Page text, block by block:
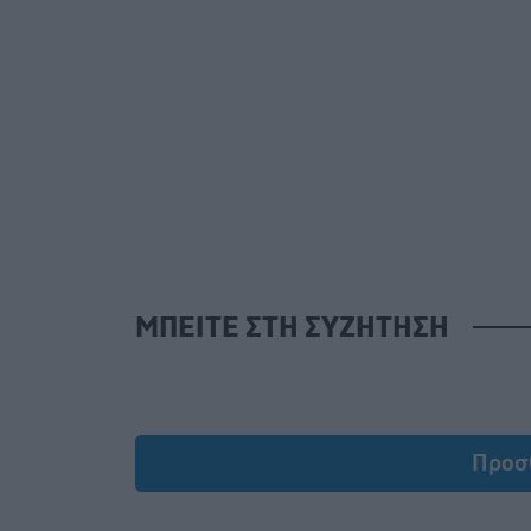
ΜΠΕΙΤΕ ΣΤΗ ΣΥΖΗΤΗΣΗ